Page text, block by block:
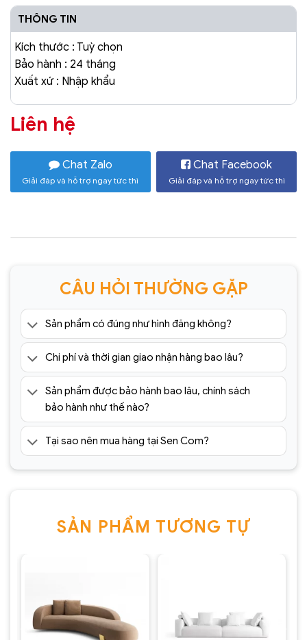
THÔNG TIN
Kích thước : Tuỳ chọn
Bảo hành : 24 tháng
Xuất xứ : Nhập khẩu
Liên hệ
Chat Zalo
Giải đáp và hỗ trợ ngay tức thì
Chat Facebook
Giải đáp và hỗ trợ ngay tức thì
CÂU HỎI THƯỜNG GẶP
Sản phẩm có đúng như hình đăng không?
Chi phí và thời gian giao nhận hàng bao lâu?
Sản phẩm được bảo hành bao lâu, chính sách
bảo hành như thế nào?
Tại sao nên mua hàng tại Sen Com?
SẢN PHẨM TƯƠNG TỰ